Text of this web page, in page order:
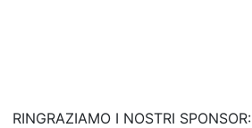
RINGRAZIAMO I NOSTRI SPONSOR: